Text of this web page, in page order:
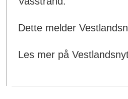
Dette melder
Les mer på